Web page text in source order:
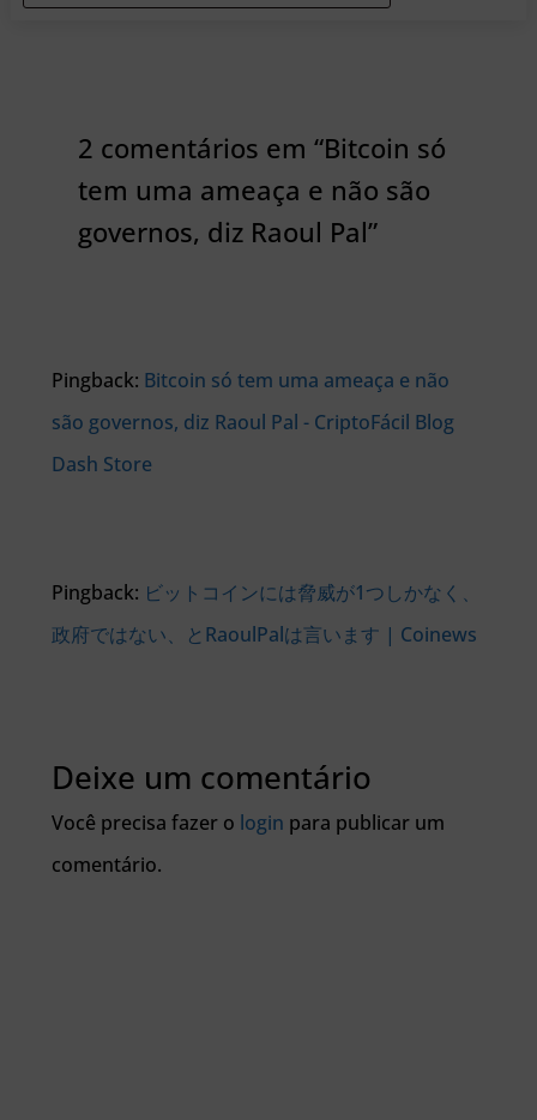
2 comentários em “Bitcoin só
tem uma ameaça e não são
governos, diz Raoul Pal”
Pingback: Bitcoin só tem uma ameaça e não
são governos, diz Raoul Pal - CriptoFácil Blog
Dash Store
Pingback: ビットコインには脅威が1つしかなく、
政府ではない、とRaoulPalは言います | Coinews
Deixe um comentário
Você precisa fazer o login para publicar um
comentário.